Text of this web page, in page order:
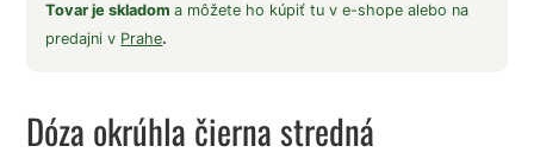
Tovar je skladoma môžete ho kúpiť tu v e-shope alebo na
predajni v Prahe.
Dóza okrúhla čierna stredná